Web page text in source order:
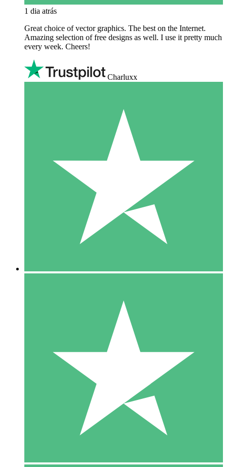
1 dia atrás
Great choice of vector graphics. The best on the Internet.
Amazing selection of free designs as well. I use it pretty much
every week. Cheers!
Charluxx